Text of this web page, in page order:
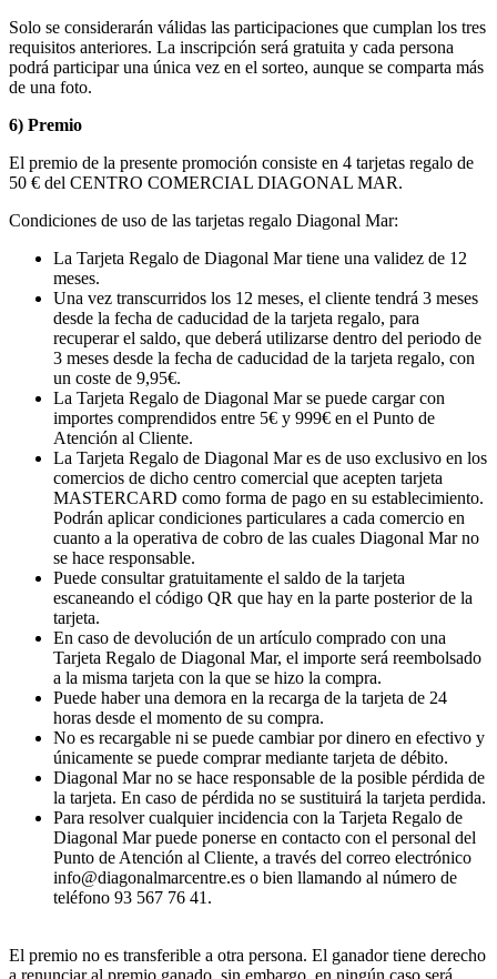
Solo se considerarán válidas las participaciones que cumplan los tres
requisitos anteriores. La inscripción será gratuita y cada persona
podrá participar una única vez en el sorteo, aunque se comparta más
de una foto.
6) Premio
El premio de la presente promoción consiste en 4 tarjetas regalo de
50 € del CENTRO COMERCIAL DIAGONAL MAR.
Condiciones de uso de las tarjetas regalo Diagonal Mar:
La Tarjeta Regalo de Diagonal Mar tiene una validez de 12
meses.
Una vez transcurridos los 12 meses, el cliente tendrá 3 meses
desde la fecha de caducidad de la tarjeta regalo, para
recuperar el saldo, que deberá utilizarse dentro del periodo de
3 meses desde la fecha de caducidad de la tarjeta regalo, con
un coste de 9,95€.
La Tarjeta Regalo de Diagonal Mar se puede cargar con
importes comprendidos entre 5€ y 999€ en el Punto de
Atención al Cliente.
La Tarjeta Regalo de Diagonal Mar es de uso exclusivo en los
comercios de dicho centro comercial que acepten tarjeta
MASTERCARD como forma de pago en su establecimiento.
Podrán aplicar condiciones particulares a cada comercio en
cuanto a la operativa de cobro de las cuales Diagonal Mar no
se hace responsable.
Puede consultar gratuitamente el saldo de la tarjeta
escaneando el código QR que hay en la parte posterior de la
tarjeta.
En caso de devolución de un artículo comprado con una
Tarjeta Regalo de Diagonal Mar, el importe será reembolsado
a la misma tarjeta con la que se hizo la compra.
Puede haber una demora en la recarga de la tarjeta de 24
horas desde el momento de su compra.
No es recargable ni se puede cambiar por dinero en efectivo y
únicamente se puede comprar mediante tarjeta de débito.
Diagonal Mar no se hace responsable de la posible pérdida de
la tarjeta. En caso de pérdida no se sustituirá la tarjeta perdida.
Para resolver cualquier incidencia con la Tarjeta Regalo de
Diagonal Mar puede ponerse en contacto con el personal del
Punto de Atención al Cliente, a través del correo electrónico
info@diagonalmarcentre.es o bien llamando al número de
teléfono 93 567 76 41.
El premio no es transferible a otra persona. El ganador tiene derecho
a renunciar al premio ganado, sin embargo, en ningún caso será